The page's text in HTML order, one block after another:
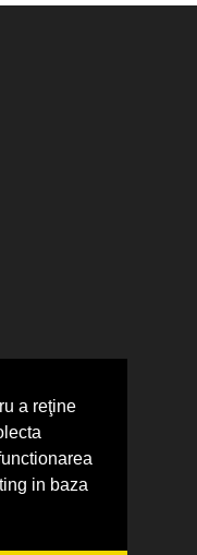
a reţine
in baza